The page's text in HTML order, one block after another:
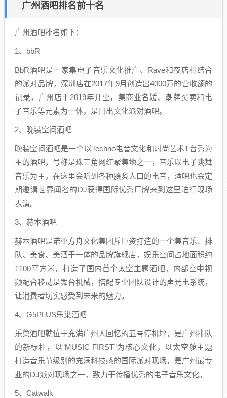
广州酒吧排名前十名
广州酒吧排名如下：
1、bbR
BbR酒吧是一家集电子音乐文化推广、Rave和夜店相结合
的派对品牌，深圳店在2017年9月创造出4000万的营收额的
记录，广州店于2019年开业，集商业名媛、潮牌买卖和电
子音乐等元素为一体，是日出文化派对酒吧。
2、晚装空间酒吧
晚装空间酒吧是一个以Techno电音文化和时尚艺术T台秀为
主的酒吧，号称是珠三角网红聚集地之一，音乐以电子跳舞
音乐为主，在这里会听到各种脍炙人口的电音，酒吧也会定
期邀请世界闻名的DJ获得国际优秀厂牌来到这里进行现场
表演。
3、赫本酒吧
赫本酒吧是诺亚方舟文化集团斥巨资打造的一个集音乐、排
队、美食、美酒于一体的品牌旗舰店，娱乐空间占地面积约
1100平方米，打造了国内首个太空主题酒吧，内部空中视
频配合移动是舞台机械，搭配专业团队设计的声光电系统，
让消费者切实感受到未来的魅力。
4、G5PLUS乐巢酒吧
乐巢酒吧就位于充满广州人回忆的五号停机坪，是广州排队
的新标杆，以“MUSIC FIRST”为核心文化，以太空舱主题
打造音乐节级别的充满科技感的国际派对现场，是广州最专
业的DJ派对现场之一，致力于传播优秀的电子音乐文化。
5、Catwalk